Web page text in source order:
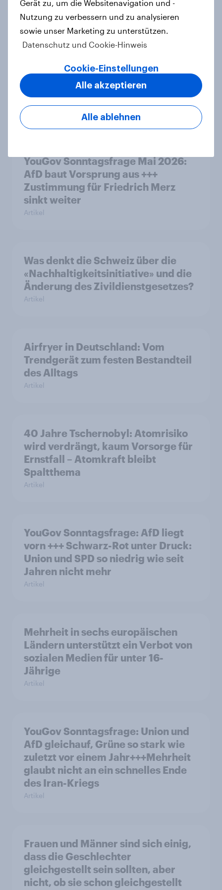
der Vorlagen steigen
Artikel
Ökostromer: Offenheit für „grüne
Zukunft“ trifft auf starke
Preissensibilität
YouGov Sonntagsfrage Mai 2026:
AfD baut Vorsprung aus +++
Zustimmung für Friedrich Merz
sinkt weiter
Artikel
Was denkt die Schweiz über die
«Nachhaltigkeitsinitiative» und die
Änderung des Zivildienstgesetzes?
Artikel
Airfryer in Deutschland: Vom
Trendgerät zum festen Bestandteil
des Alltags
Artikel
40 Jahre Tschernobyl: Atomrisiko
wird verdrängt, kaum Vorsorge für
Ernstfall – Atomkraft bleibt
Spaltthema
Artikel
YouGov Sonntagsfrage: AfD liegt
vorn +++ Schwarz-Rot unter Druck:
Union und SPD so niedrig wie seit
Jahren nicht mehr
Artikel
Mehrheit in sechs europäischen
Ländern unterstützt ein Verbot von
sozialen Medien für unter 16-
Jährige
Artikel
YouGov Sonntagsfrage: Union und
AfD gleichauf, Grüne so stark wie
zuletzt vor einem Jahr+++Mehrheit
glaubt nicht an ein schnelles Ende
des Iran-Kriegs
Artikel
Frauen und Männer sind sich einig,
dass die Geschlechter
gleichgestellt sein sollten, aber
nicht, ob sie schon gleichgestellt
Gerät zu, um die Websitenavigation und -
Nutzung zu verbessern und zu analysieren
sowie unser Marketing zu unterstützen.
Datenschutz und Cookie-Hinweis
Cookie-Einstellungen
Alle ablehnen
Alle akzeptieren